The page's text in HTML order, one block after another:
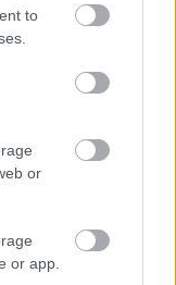
to
or
or app.
a korban is
ér? Ősi túlélési
elvarázsolt
sokaknál gondot a